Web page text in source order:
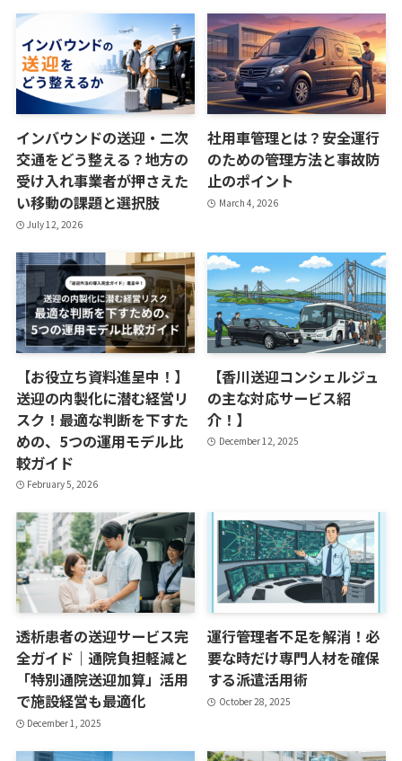
インバウンドの送迎・二次
交通をどう整える？地方の
受け入れ事業者が押さえた
い移動の課題と選択肢
July 12, 2026
社用車管理とは？安全運行
のための管理方法と事故防
止のポイント
March 4, 2026
【お役立ち資料進呈中！】
送迎の内製化に潜む経営リ
スク！最適な判断を下すた
めの、5つの運用モデル比
較ガイド
February 5, 2026
【香川送迎コンシェルジュ
の主な対応サービス紹
介！】
December 12, 2025
透析患者の送迎サービス完
全ガイド｜通院負担軽減と
「特別通院送迎加算」活用
で施設経営も最適化
December 1, 2025
運行管理者不足を解消！必
要な時だけ専門人材を確保
する派遣活用術
October 28, 2025